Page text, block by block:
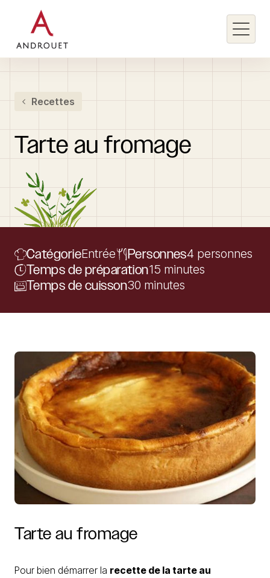
Rechercher un mot clé
Recettes
Tarte au fromage
CatégorieEntrée Personnes4 personnes
Temps de préparation15 minutes
Temps de cuisson30 minutes
Tarte au fromage
Pour bien démarrer la recette de la tarte au